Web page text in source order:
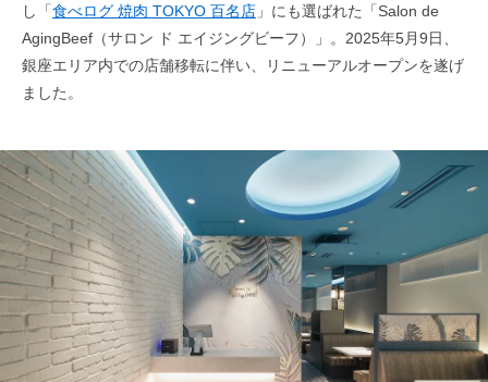
し「食べログ 焼肉 TOKYO 百名店 」にも選ばれた「Salon de
AgingBeef（サロン ド エイジングビーフ）」。2025年5月9日、
銀座エリア内での店舗移転に伴い、リニューアルオープンを遂げ
ました。